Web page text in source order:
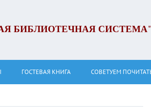
БИБЛИОТЕЧНАЯ
ГОСТЕВАЯ КНИГА СОВЕТУЕМ